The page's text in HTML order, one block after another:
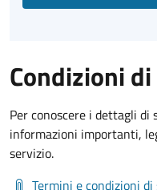
Condizioni
Per conoscere i dettagli
informazioni importanti,
servizio.
Termini e condizioni